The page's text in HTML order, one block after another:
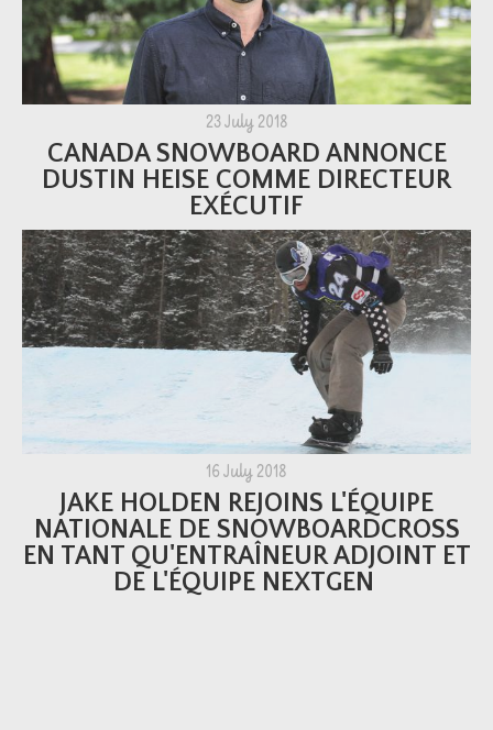
23 July 2018
CANADA SNOWBOARD ANNONCE
DUSTIN HEISE COMME DIRECTEUR
EXÉCUTIF
16 July 2018
JAKE HOLDEN REJOINS L'ÉQUIPE
NATIONALE DE SNOWBOARDCROSS
EN TANT QU'ENTRAÎNEUR ADJOINT ET
DE L'ÉQUIPE NEXTGEN